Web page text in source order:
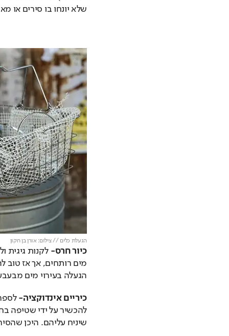
שלא יונחו בו סירים או
הגעלת כלים // צילום: אורן בן חקון
כיור חרס-
הגעלה בעירוי מים
כיריים אינדוקציה-
שיניח עליהם. היכן